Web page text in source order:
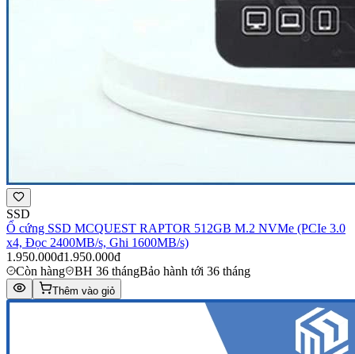
SSD
Ổ cứng SSD MCQUEST RAPTOR 512GB M.2 NVMe (PCIe 3.0
x4, Đọc 2400MB/s, Ghi 1600MB/s)
1.950.000đ1.950.000đ
Còn hàng
BH 36 thángBảo hành tới 36 tháng
Thêm vào giỏ